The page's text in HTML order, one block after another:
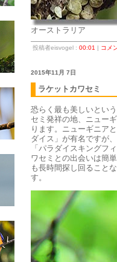
オーストラリア
投稿者eisvogel : 00:01 | コメ
2015年11月 7日
ラケットカワセミ
恐らく最も美しいとい
セミ発祥の地、ニュー
ります。ニューギニア
ダイス」が有名ですが
「パラダイスキングフ
ワセミとの出会いは簡
も長時間探し回ること
す。